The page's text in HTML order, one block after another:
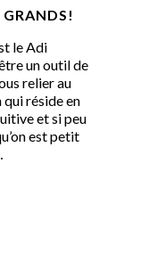
le Adi
un outil de
relier au
qui réside en
et si peu
est petit